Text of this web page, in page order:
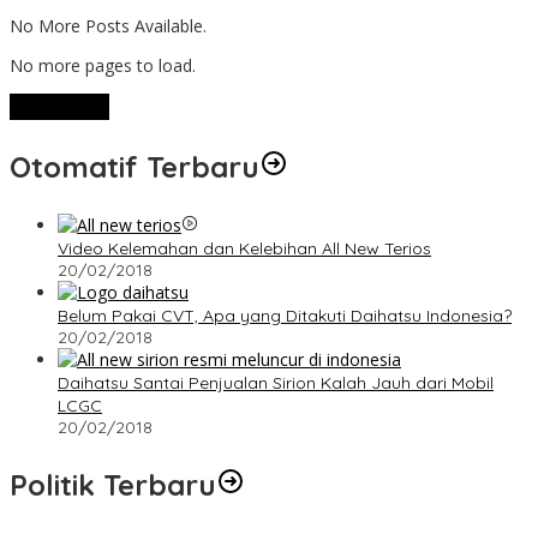
No More Posts Available.
No more pages to load.
Otomatif Terbaru
Video Kelemahan dan Kelebihan All New Terios
20/02/2018
Belum Pakai CVT, Apa yang Ditakuti Daihatsu Indonesia?
20/02/2018
Daihatsu Santai Penjualan Sirion Kalah Jauh dari Mobil
LCGC
20/02/2018
Politik Terbaru